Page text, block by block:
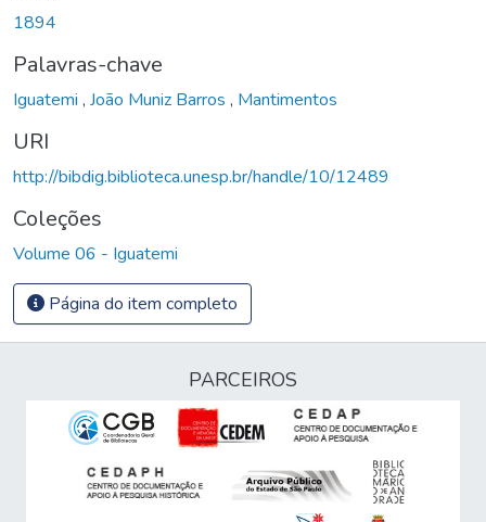
1894
Palavras-chave
Iguatemi , João Muniz Barros , Mantimentos
URI
http://bibdig.biblioteca.unesp.br/handle/10/12489
Coleções
Volume 06 - Iguatemi
Página do item completo
PARCEIROS